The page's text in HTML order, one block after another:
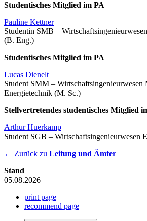
Studentisches Mitglied im PA
Pauline Kettner
Studentin SMB –
(B. Eng.)
Studentisches Mitglied im PA
Lucas Dienelt
Student SMM – Wirtschaftsingenieurwesen
Energietechnik (M. Sc.)
Stellvertretendes studentisches Mitglied
Arthur Huerkamp
Student SGB – Wirtschaftsingenieurwesen
← Zurück zu Leitung und Ämter
Stand
05.08.2026
print page
recommend page